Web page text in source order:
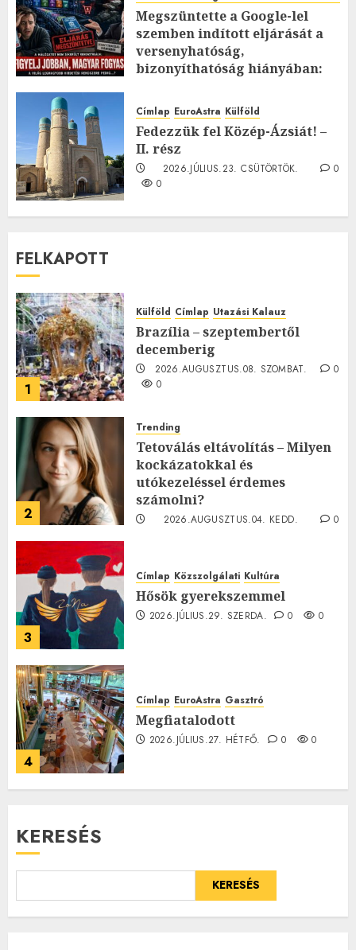
Megszüntette a Google-lel
szemben indított eljárását a
versenyhatóság,
bizonyíthatóság hiányában:
2026.JÚLIUS.23. CSÜTÖRTÖK.
0
Címlap EuroAstra Külföld
Fedezzük fel Közép-Ázsiát! –
II. rész
2026.JÚLIUS.23. CSÜTÖRTÖK.
0
0
FELKAPOTT
1
Külföld Címlap Utazási Kalauz
Brazília – szeptembertől
decemberig
2026.AUGUSZTUS.08. SZOMBAT.
0
0
2
Trending
Tetoválás eltávolítás – Milyen
kockázatokkal és
utókezeléssel érdemes
számolni?
2026.AUGUSZTUS.04. KEDD.
0
3
Címlap Közszolgálati Kultúra
Hősök gyerekszemmel
2026.JÚLIUS.29. SZERDA. 0 0
4
Címlap EuroAstra Gasztró
Megfiatalodott
2026.JÚLIUS.27. HÉTFŐ. 0 0
KERESÉS
KERESÉS